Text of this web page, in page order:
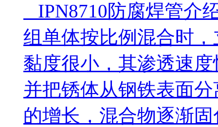
IPN8710防腐焊管介
组单体按比例混合时
黏度很小，其渗透速
并把锈体从钢铁表面
的增长，混合物逐渐